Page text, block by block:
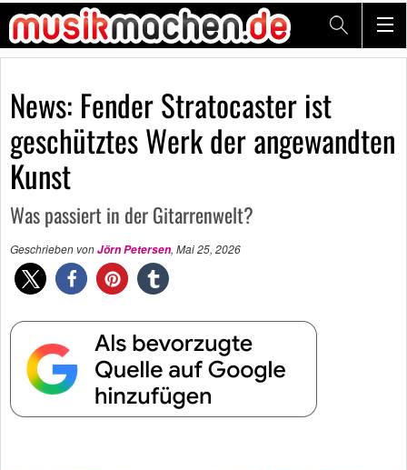
News: Fender Stratocaster ist
geschütztes Werk der angewandten
Kunst
Was passiert in der Gitarrenwelt?
Geschrieben vonJörn Petersen, Mai 25, 2026